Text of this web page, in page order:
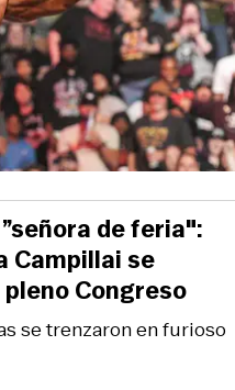
se trenzaron en furioso
”señora de feria":
Campillai se
Congreso